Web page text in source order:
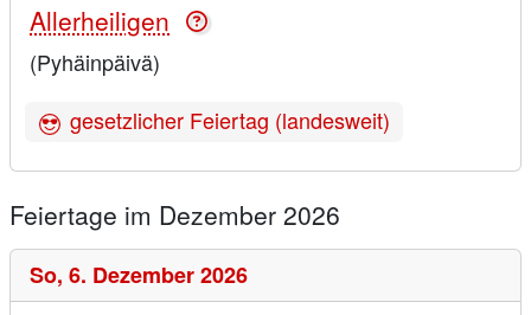
Allerheiligen
(Pyhäinpäivä)
gesetzlicher Feiertag (landesweit)
Feiertage im Dezember 2026
So, 6. Dezember 2026